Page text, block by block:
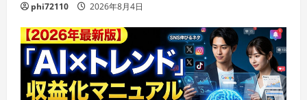
phi72110 2026年8月4日